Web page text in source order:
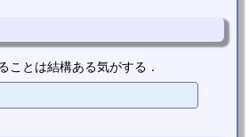
とは結構ある気がする．